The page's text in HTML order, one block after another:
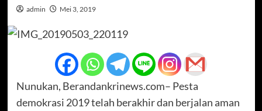
admin Mei 3, 2019
Nunukan, Berandankrinews.com– Pesta
demokrasi 2019 telah berakhir dan berjalan aman